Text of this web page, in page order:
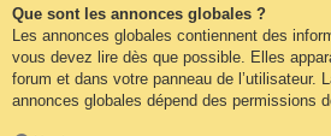
Que sont les annonces globales ?
Les annonces globales contiennent des
vous devez lire dès que possible. Elles
forum et dans votre panneau de l’utilisateur.
annonces globales dépend des permissions